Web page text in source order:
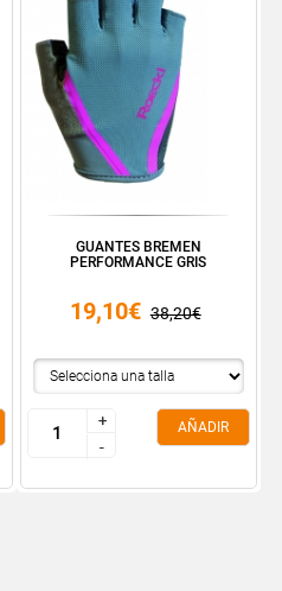
GUANTES BREMEN
PERFORMANCE GRIS
19,10€ 38,20€
+
-
+
-
AÑADIR